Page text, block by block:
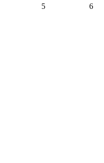
5 6